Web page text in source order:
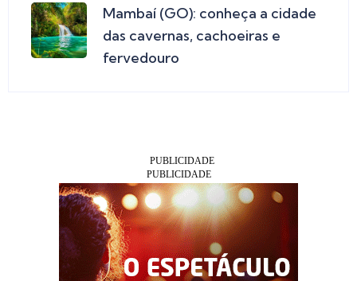
Mambaí (GO): conheça a cidade
das cavernas, cachoeiras e
fervedouro